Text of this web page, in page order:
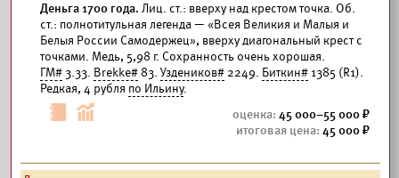
Деньга 1700 года. Лиц. ст.: вверху над крестом точка. Об.
ст.: полнотитульная легенда — «Всея Великия и Малыя и
Белыя России Самодержец», вверху диагональный крест с
точками. Медь, 5,98 г. Сохранность очень хорошая.
ГМ#3.33. Brekke# 83. Уздеников# 2249. Биткин# 1385 (R1).
Редкая, 4 рубля по Ильину.
45 000–55 000
45 000